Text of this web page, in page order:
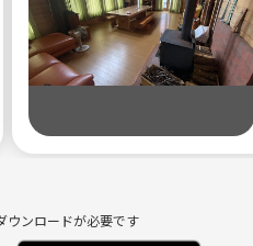
ウンロードが必要です